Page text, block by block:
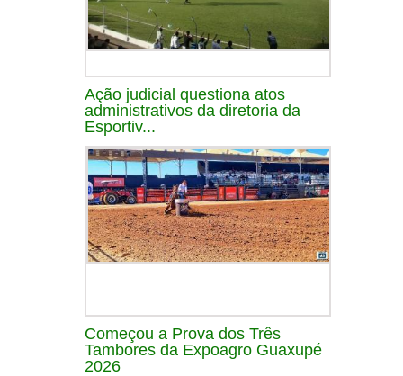
Ação judicial questiona atos
administrativos da diretoria da
Esportiv...
Começou a Prova dos Três
Tambores da Expoagro Guaxupé
2026